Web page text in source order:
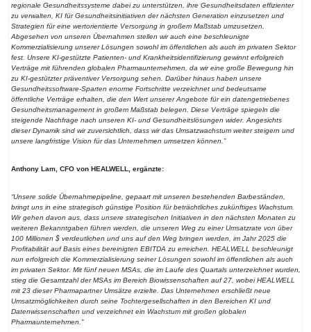
regionale Gesundheitssysteme dabei zu unterstützen, ihre Gesundheitsdaten effizienter
zu verwalten, KI für Gesundheitsinitiativen der nächsten Generation einzusetzen und
Strategien für eine wertorientierte Versorgung in großem Maßstab umzusetzen.
Abgesehen von unseren Übernahmen stellen wir auch eine beschleunigte
Kommerzialisierung unserer Lösungen sowohl im öffentlichen als auch im privaten Sektor
fest. Unsere KI-gestützte Patienten- und Krankheitsidentifizierung gewinnt erfolgreich
Verträge mit führenden globalen Pharmaunternehmen, da wir eine große Bewegung hin
zu KI-gestützter präventiver Versorgung sehen. Darüber hinaus haben unsere
Gesundheitssoftware-Sparten enorme Fortschritte verzeichnet und bedeutsame
öffentliche Verträge erhalten, die den Wert unserer Angebote für ein datengetriebenes
Gesundheitsmanagement in großem Maßstab belegen. Diese Verträge spiegeln die
steigende Nachfrage nach unseren KI- und Gesundheitslösungen wider. Angesichts
dieser Dynamik sind wir zuversichtlich, dass wir das Umsatzwachstum weiter steigern und
unsere langfristige Vision für das Unternehmen umsetzen können.”
Anthony Lam, CFO von HEALWELL, ergänzte:
“Unsere solide Übernahmepipeline, gepaart mit unseren bestehenden Barbeständen,
bringt uns in eine strategisch günstige Position für beträchtliches zukünftiges Wachstum.
Wir gehen davon aus, dass unsere strategischen Initiativen in den nächsten Monaten zu
weiteren Bekanntgaben führen werden, die unseren Weg zu einer Umsatzrate von über
100 Millionen $ verdeutlichen und uns auf den Weg bringen werden, im Jahr 2025 die
Profitabilität auf Basis eines bereinigten EBITDA zu erreichen. HEALWELL beschleunigt
nun erfolgreich die Kommerzialisierung seiner Lösungen sowohl im öffentlichen als auch
im privaten Sektor. Mit fünf neuen MSAs, die im Laufe des Quartals unterzeichnet wurden,
stieg die Gesamtzahl der MSAs im Bereich Biowissenschaften auf 27, wobei HEALWELL
mit 23 dieser Pharmapartner Umsätze erzielte. Das Unternehmen erschließt neue
Umsatzmöglichkeiten durch seine Tochtergesellschaften in den Bereichen KI und
Datenwissenschaften und verzeichnet ein Wachstum mit großen globalen
Pharmaunternehmen.”